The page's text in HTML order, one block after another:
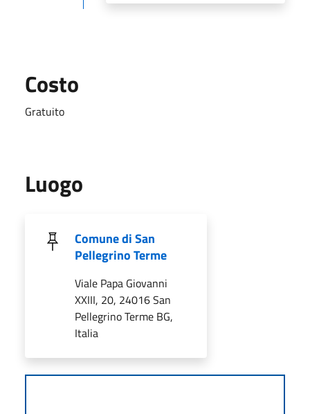
Costo
Gratuito
Luogo
Comune di San
Pellegrino Terme
Viale Papa Giovanni
XXIII, 20, 24016 San
Pellegrino Terme BG,
Italia